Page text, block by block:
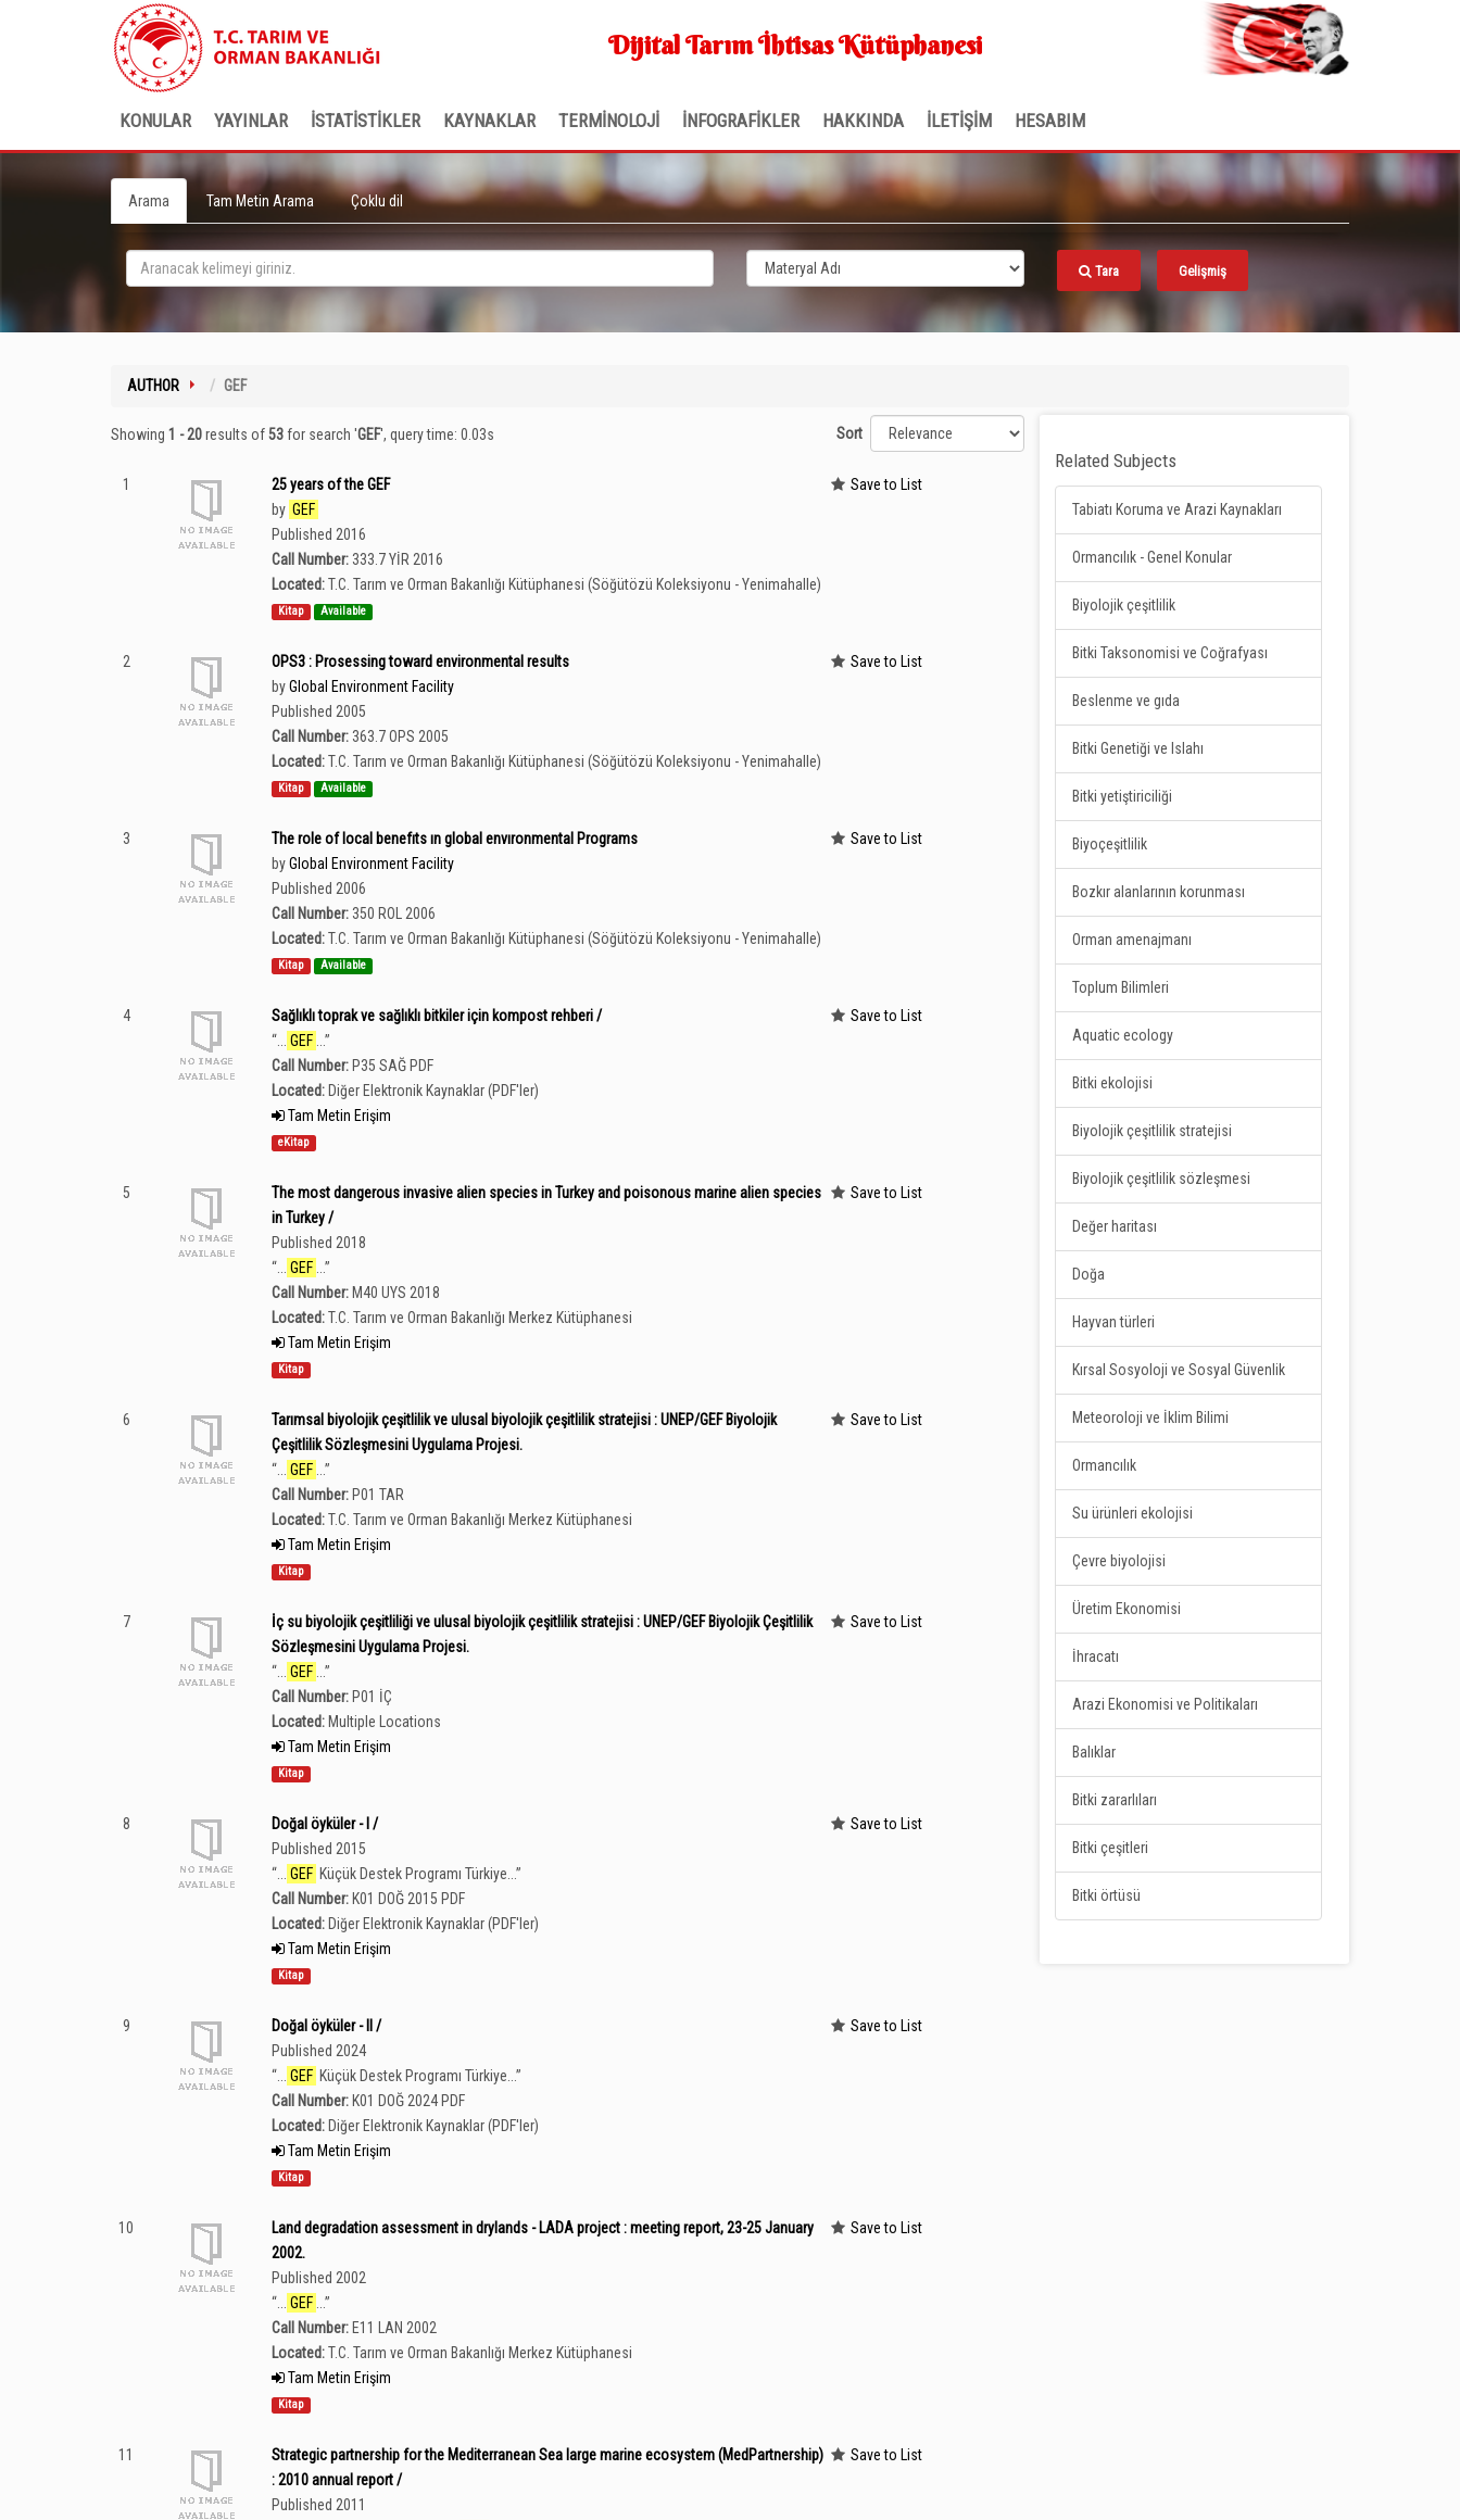
Dijital Tarım İhtisas Kütüphanesi
KONULAR YAYINLAR İSTATİSTİKLER KAYNAKLAR TERMİNOLOJİ İNFOGRAFİKLER HAKKINDA İLETİŞİM HESABIM
Arama Tam Metin Arama Çoklu dil
Tara Gelişmiş
AUTHOR GEF
Showing 1 - 20results of53for search 'GEF', query time: 0.03s Sort
1
25 years of the GEF
by GEF
Published 2016
Call Number: 333.7 YİR 2016
Located:T.C. Tarım ve Orman Bakanlığı Kütüphanesi (Söğütözü Koleksiyonu - Yenimahalle)
Kitap Available
Save to List
2
OPS3 : Prosessing toward environmental results
byGlobal Environment Facility
Published 2005
Call Number: 363.7 OPS 2005
Located:T.C. Tarım ve Orman Bakanlığı Kütüphanesi (Söğütözü Koleksiyonu - Yenimahalle)
Kitap Available
Save to List
3
The role of local benefıts ın global envıronmental Programs
byGlobal Environment Facility
Published 2006
Call Number: 350 ROL 2006
Located:T.C. Tarım ve Orman Bakanlığı Kütüphanesi (Söğütözü Koleksiyonu - Yenimahalle)
Kitap Available
Save to List
4
Sağlıklı toprak ve sağlıklı bitkiler için kompost rehberi /
“
GEF
”
Call Number: P35 SAĞ PDF
Located: Diğer Elektronik Kaynaklar (PDF'ler)
Tam Metin Erişim
eKitap
Save to List
5
The most dangerous invasive alien species in Turkey and poisonous marine alien species
in Turkey /
Published 2018
“
GEF
”
Call Number: M40 UYS 2018
Located:T.C. Tarım ve Orman Bakanlığı Merkez Kütüphanesi
Tam Metin Erişim
Kitap
Save to List
6
Tarımsal biyolojik çeşitlilik ve ulusal biyolojik çeşitlilik stratejisi : UNEP/GEF Biyolojik
Çeşitlilik Sözleşmesini Uygulama Projesi.
“
GEF
”
Call Number: P01 TAR
Located:T.C. Tarım ve Orman Bakanlığı Merkez Kütüphanesi
Tam Metin Erişim
Kitap
Save to List
7
İç su biyolojik çeşitliliği ve ulusal biyolojik çeşitlilik stratejisi : UNEP/GEF Biyolojik Çeşitlilik
Sözleşmesini Uygulama Projesi.
“
GEF
”
Call Number: P01 İÇ
Located: Multiple Locations
Tam Metin Erişim
Kitap
Save to List
8
Doğal öyküler - I /
Published 2015
“
GEF Küçük Destek Programı Türkiye... ”
Call Number: K01 DOĞ 2015 PDF
Located: Diğer Elektronik Kaynaklar (PDF'ler)
Tam Metin Erişim
Kitap
Save to List
9
Doğal öyküler - II /
Published 2024
“
GEF Küçük Destek Programı Türkiye... ”
Call Number: K01 DOĞ 2024 PDF
Located: Diğer Elektronik Kaynaklar (PDF'ler)
Tam Metin Erişim
Kitap
Save to List
10
Land degradation assessment in drylands - LADA project : meeting report, 23-25 January
2002.
Published 2002
“
GEF
”
Call Number: E11 LAN 2002
Located:T.C. Tarım ve Orman Bakanlığı Merkez Kütüphanesi
Tam Metin Erişim
Kitap
Save to List
11
Strategic partnership for the Mediterranean Sea large marine ecosystem (MedPartnership)
: 2010 annual report /
Published 2011
Save to List
Related Subjects
Tabiatı Koruma ve Arazi Kaynakları
Ormancılık - Genel Konular
Biyolojik çeşitlilik
Bitki Taksonomisi ve Coğrafyası
Beslenme ve gıda
Bitki Genetiği ve Islahı
Bitki yetiştiriciliği
Biyoçeşitlilik
Bozkır alanlarının korunması
Orman amenajmanı
Toplum Bilimleri
Aquatic ecology
Bitki ekolojisi
Biyolojik çeşitlilik stratejisi
Biyolojik çeşitlilik sözleşmesi
Değer haritası
Doğa
Hayvan türleri
Kırsal Sosyoloji ve Sosyal Güvenlik
Meteoroloji ve İklim Bilimi
Ormancılık
Su ürünleri ekolojisi
Çevre biyolojisi
Üretim Ekonomisi
İhracatı
Arazi Ekonomisi ve Politikaları
Balıklar
Bitki zararlıları
Bitki çeşitleri
Bitki örtüsü